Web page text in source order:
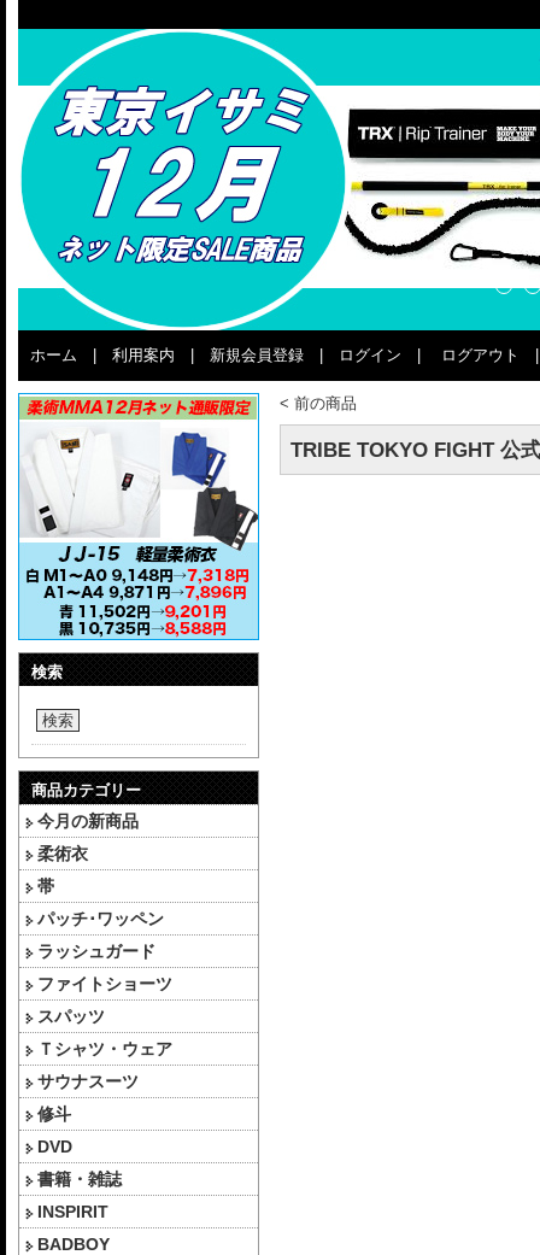
ホーム 利用案内 新規会員登録 ログイン ログアウト
検索
検索
商品カテゴリー
今月の新商品
柔術衣
帯
パッチ･ワッペン
ラッシュガード
ファイトショーツ
スパッツ
Ｔシャツ・ウェア
サウナスーツ
修斗
DVD
書籍・雑誌
INSPIRIT
BADBOY
< 前の商品
TRIBE TOKYO FIGHT 公